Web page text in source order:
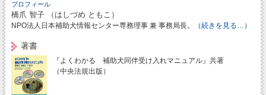
プロフィール
橋爪 智子 （はしづめ ともこ）
NPO法人日本補助犬情報センター専務理事 兼 事務局長。 （続きを見る…）
著書
『よくわかる 補助犬同伴受け入れマニュアル』共著
（中央法規出版）